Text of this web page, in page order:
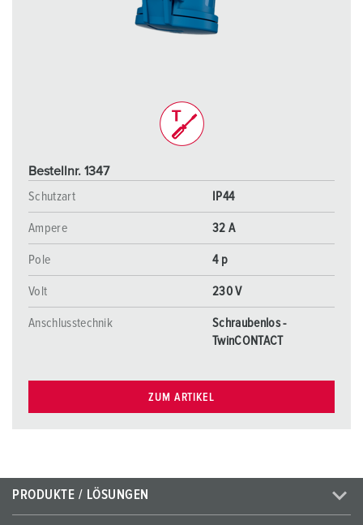
Bestellnr. 1347
Schutzart
IP44
Ampere 32 A
Pole 4 p
Volt 230 V
Anschlusstechnik
Schraubenlos -
TwinCONTACT
ZUM ARTIKEL
PRODUKTE / LÖSUNGEN